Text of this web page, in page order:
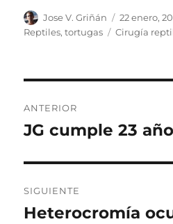
Autor
Jose V. Griñán
Publicado
el
22 enero,
Reptiles,tortugas Etiquetas
Cirugía
de
ANTERIOR
Entrada
JG cumple 23
SIGUIENTE
Entrada
Heterocromía